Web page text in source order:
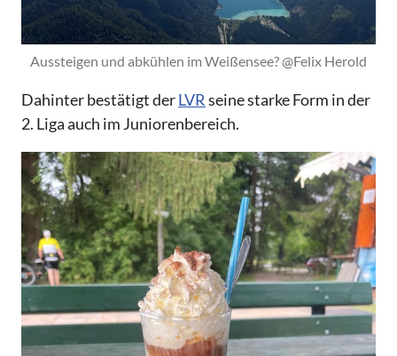
Aussteigen und abkühlen im Weißensee? @Felix Herold
Dahinter bestätigt derLVRseine starke Form in der
2. Liga auch im Juniorenbereich.